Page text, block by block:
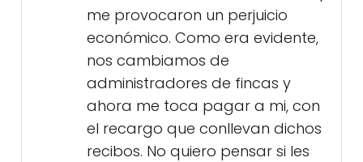
me provocaron un perjuicio
económico. Como era evidente,
nos cambiamos de
administradores de fincas y
ahora me toca pagar a mi, con
el recargo que conllevan dichos
recibos. No quiero pensar si les